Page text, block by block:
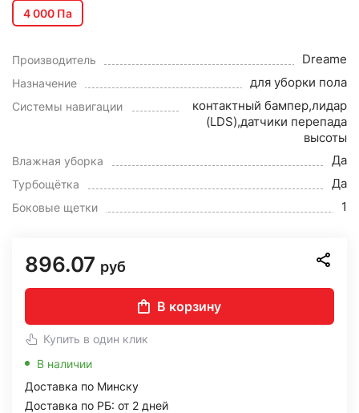
4 000 Па
Производитель Dreame
Назначение для уборки пола
Системы навигации
контактный бампер,лидар
(LDS),датчики перепада
высоты
Влажная уборка Да
Турбощётка Да
Боковые щетки 1
896.07 руб
В корзину
Купить в один клик
В наличии
Доставка по Минску
Доставка по РБ: от 2 дней